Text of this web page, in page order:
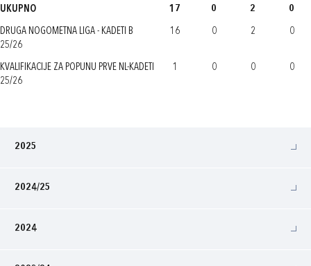
UKUPNO 17 0 2 0
DRUGA NOGOMETNA LIGA - KADETI B
25/26
16 0 2 0
KVALIFIKACIJE ZA POPUNU PRVE NL-KADETI
25/26
1 0 0 0
2025
2024/25
2024